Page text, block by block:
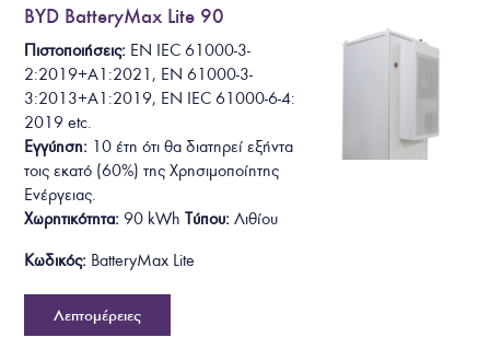
BYD BatteryMax Lite 90
Πιστοποιήσεις: EN IEC 61000-3-
2:2019+A1:2021 , EN 61000-3-
3:2013+A1:2019, EN IEC 61000-6-4:
2019etc.
Εγγύηση: 10 έτη ότι θαδιατηρεί εξήντα
τοις εκατό (60%) της Χρησιμοποίητης
Ενέργειας.
Χωρητικότητα: 90 kWh Τύπου: Λιθίου
Κωδικός: BatteryMax Lite
Λεπτομέρειες